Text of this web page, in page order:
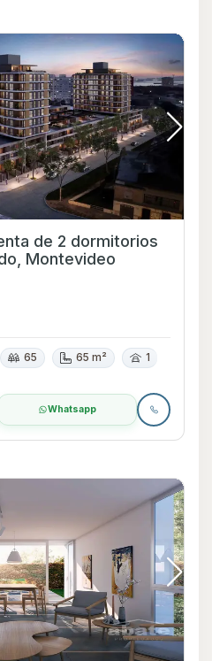
de 2 dormitorios
Montevideo
65 65 m² 1
Whatsapp